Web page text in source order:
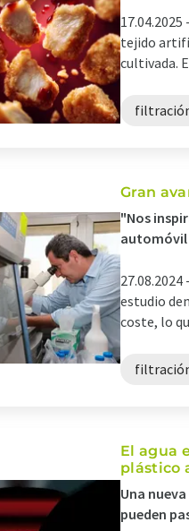
17.04.2025 -
tejido
cultivada.
Gran
"Nos
automóvil
27.08.2024 -
estudio
coste, lo
El agua
plástico
Una
pueden